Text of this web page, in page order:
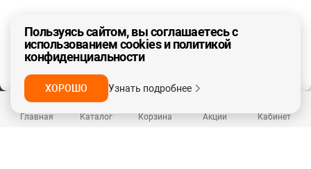
Главная Каталог Корзина Акции Кабинет
ДА, ВЕРНО
Пользуясь сайтом, вы соглашаетесь с
использованием cookies и политикой
конфиденциальности
ХОРОШО Узнать подробнее